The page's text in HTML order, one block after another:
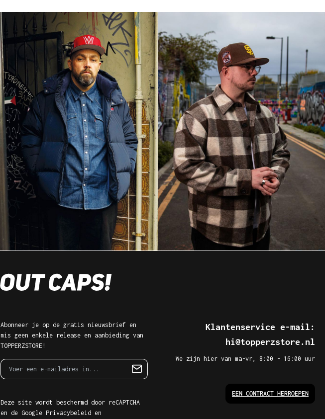
Abonneer je op de gratis nieuwsbrief en
mis geen enkele release en aanbieding van
TOPPERZSTORE!
Deze site wordt beschermd door reCAPTCHA
en de Google Privacybeleid en
Klantenservice e-mail:
hi@topperzstore.nl
We zijn hier van ma-vr, 8:00 - 16:00 uur
EEN CONTRACT HERROEPEN